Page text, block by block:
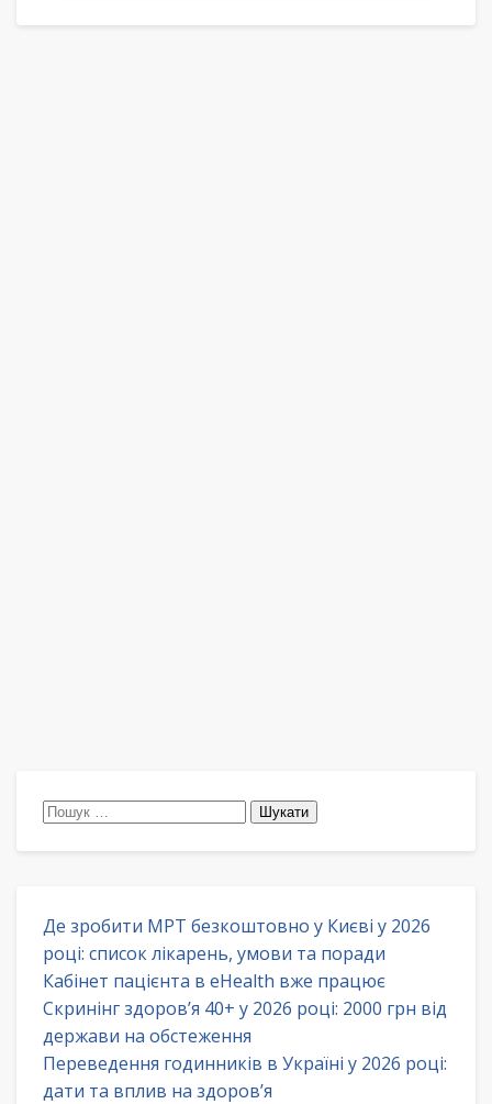
Пошук:
Де зробити МРТ безкоштовно у Києві у 2026
році: список лікарень, умови та поради
Кабінет пацієнта в eHealth вже працює
Скринінг здоров’я 40+ у 2026 році: 2000 грн від
держави на обстеження
Переведення годинників в Україні у 2026 році:
дати та вплив на здоров’я